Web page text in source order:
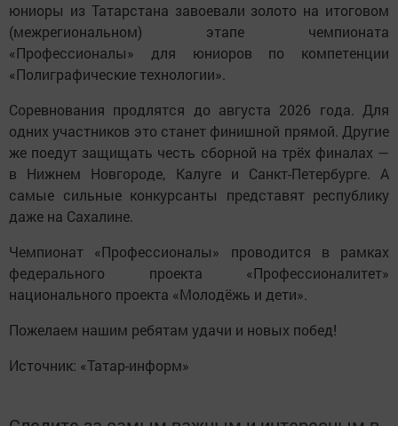
юниоры из Татарстана завоевали золото на итоговом
(межрегиональном) этапе чемпионата
«Профессионалы» для юниоров по компетенции
«Полиграфические технологии».
Соревнования продлятся до августа 2026 года. Для
одних участников это станет финишной прямой. Другие
же поедут защищать честь сборной на трёх финалах —
в Нижнем Новгороде, Калуге и Санкт-Петербурге. А
самые сильные конкурсанты представят республику
даже на Сахалине.
Чемпионат «Профессионалы» проводится в рамках
федерального проекта «Профессионалитет»
национального проекта «Молодёжь и дети».
Пожелаем нашим ребятам удачи и новых побед!
Источник: «Татар-информ»